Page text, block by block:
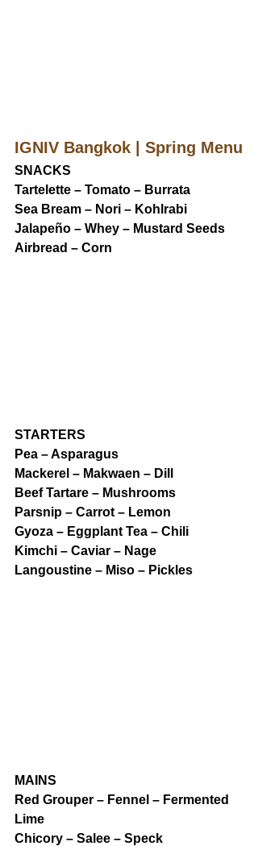
IGNIV Bangkok | Spring Menu
SNACKS
Tartelette – Tomato – Burrata
Sea Bream – Nori – Kohlrabi
Jalapeño – Whey – Mustard Seeds
Airbread – Corn
STARTERS
Pea – Asparagus
Mackerel – Makwaen – Dill
Beef Tartare – Mushrooms
Parsnip – Carrot – Lemon
Gyoza – Eggplant Tea – Chili
Kimchi – Caviar – Nage
Langoustine – Miso – Pickles
MAINS
Red Grouper – Fennel – Fermented
Lime
Chicory – Salee – Speck